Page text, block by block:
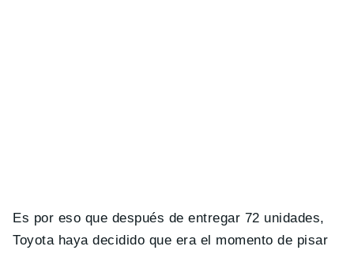
Es por eso que después de entregar 72 unidades,
Toyota haya decidido que era el momento de pisar